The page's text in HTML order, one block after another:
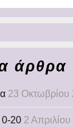
άρθρα
23 Οκτωβρίου
0-20 2